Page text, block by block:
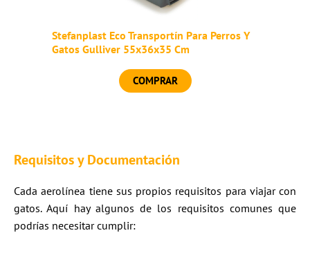
Stefanplast Eco Transportín Para Perros Y
Gatos Gulliver 55x36x35 Cm
COMPRAR
Requisitos y Documentación
Cada aerolínea tiene sus propios requisitos para viajar con
gatos. Aquí hay algunos de los requisitos comunes que
podrías necesitar cumplir: